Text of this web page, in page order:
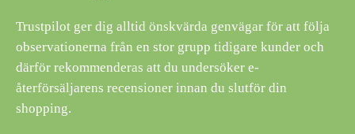
Trustpilot ger dig alltid önskvärda genvägar för att följa
observationerna från en stor grupp tidigare kunder och
därför rekommenderas att du undersöker e-
återförsäljarens recensioner innan du slutför din
shopping.